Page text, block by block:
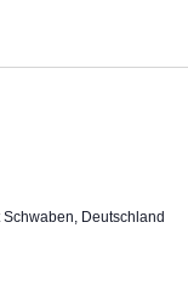
Schwaben, Deutschland